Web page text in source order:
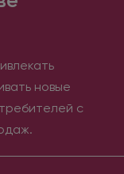
новые
с